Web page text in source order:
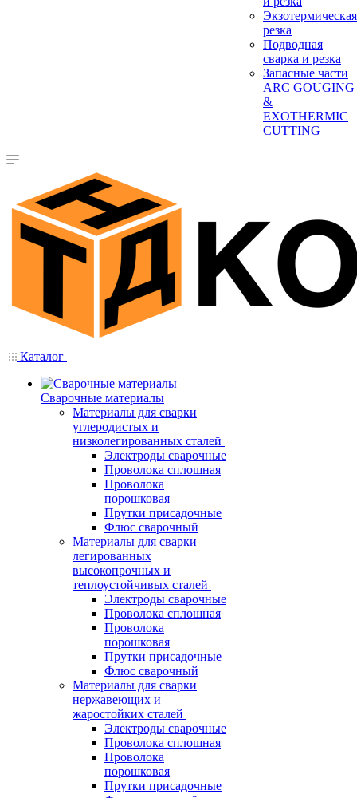
Экзотермическая
резка
Подводная
сварка и резка
Запасные части
ARC GOUGING
&
EXOTHERMIC
CUTTING
Каталог
Сварочные материалы
Материалы для сварки
углеродистых и
низколегированных сталей
Электроды сварочные
Проволока сплошная
Проволока
порошковая
Прутки присадочные
Флюс сварочный
Материалы для сварки
легированных
высокопрочных и
теплоустойчивых сталей
Электроды сварочные
Проволока сплошная
Проволока
порошковая
Прутки присадочные
Флюс сварочный
Материалы для сварки
нержавеющих и
жаростойких сталей
Электроды сварочные
Проволока сплошная
Проволока
порошковая
Прутки присадочные